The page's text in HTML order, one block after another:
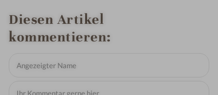
Diesen Artikel
kommentieren